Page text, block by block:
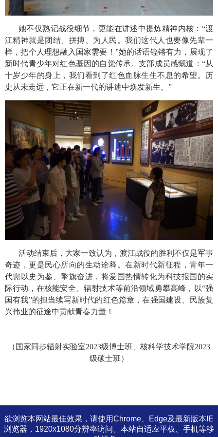
她不仅熟记战役细节，更能在讲述中提炼精神内核：“渡
江精神就是团结、拼搏、为人民。我们这代人也要像先辈一
样，把个人理想融入国家需要！”她的话语铿锵有力，展现了
新时代青少年对红色基因的自觉传承。支部成员感慨道：“从
十岁少年的身上，我们看到了红色血脉生生不息的希望。历
史从未走远，它正在新一代的讲述中焕发新生。”
活动结束后，大家一致认为，渡江战役的胜利不仅是军事
奇迹，更是民心所向的生动诠释。在新时代新征程，青年一
代需以史为鉴、擎旗奋进，将爱国热情转化为科技报国的实
际行动，在核能安全、辐射技术等前沿领域勇攀高峰，以“强
国有我”的担当续写新时代的红色篇章，在强国建设、民族复
兴伟业的征途中贡献青春力量！
（国家同步辐射实验室2023级博士班、核科学技术学院2023
级硕士班）
欲浏览本网站最佳效果，请使用Chrome、Edge及最新版本IE
浏览器，1920x1080分辨率访问。本站自适应平板、手机等移